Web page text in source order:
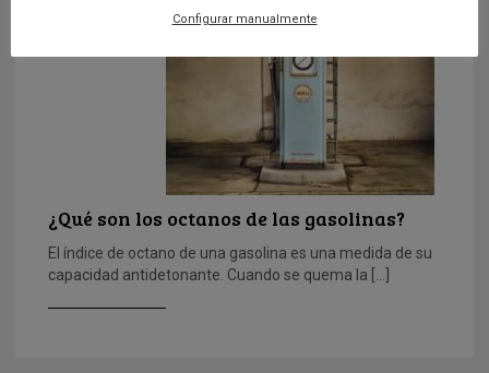
¿Qué son los octanos de las gasolinas?
El índice de octano de una gasolina es una medida de su
capacidad antidetonante. Cuando se quema la […]
Configurar manualmente